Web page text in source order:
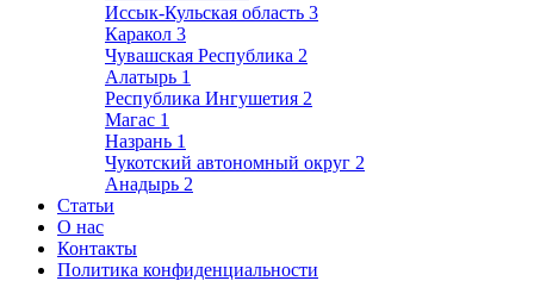
Иссык-Кульская область 3
Каракол 3
Чувашская Республика 2
Алатырь 1
Республика Ингушетия 2
Магас 1
Назрань 1
Чукотский автономный округ 2
Анадырь 2
Статьи
О нас
Контакты
Политика конфиденциальности